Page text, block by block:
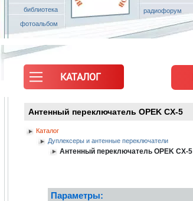
библиотека
фотоальбом
радиофорум
КАТАЛОГ
Антенный переключатель OPEK CX-5
Каталог
Дуплексеры и антенные переключатели
Антенный переключатель OPEK CX-5
Параметры: